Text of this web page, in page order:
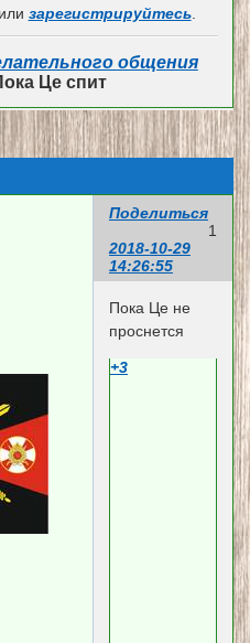
зарегистрируйтесь.
общения
Це спит
Поделиться
1
2018-10-29
14:26:55
Пока Це не
проснется
+3